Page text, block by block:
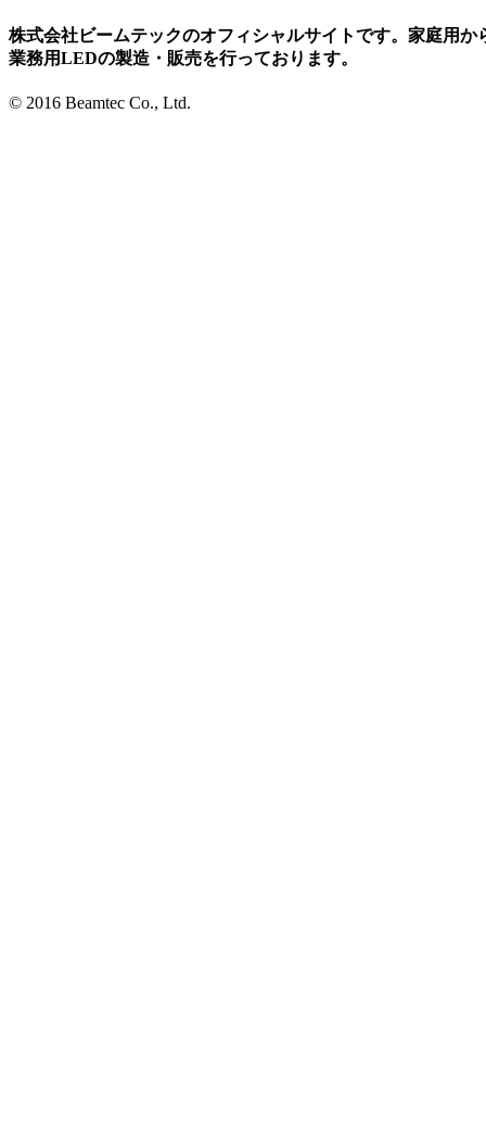
株式会社ビームテックのオフィシャルサイトです。家庭用か
業務用LEDの製造・販売を行っております。
© 2016 Beamtec Co., Ltd.